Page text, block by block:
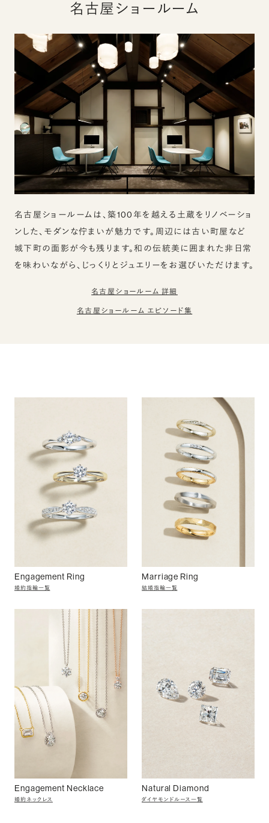
名古屋ショールーム
名古屋ショールームは、築100年を越える土蔵をリノベーショ
ンした、モダンな佇まいが魅力です。周辺には古い町屋など
城下町の面影が今も残ります。和の伝統美に囲まれた非日常
を味わいながら、じっくりとジュエリーをお選びいただけます。
名古屋ショールーム 詳細
名古屋ショールーム エピソード集
Engagement Ring
婚約指輪一覧
Marriage Ring
結婚指輪一覧
Engagement Necklace
婚約ネックレス
Natural Diamond
ダイヤモンドルース一覧